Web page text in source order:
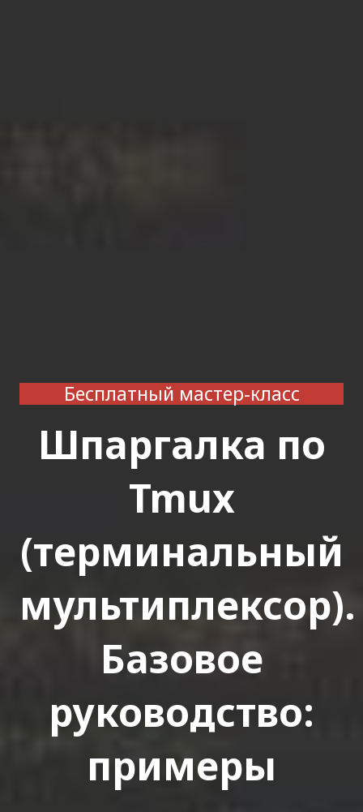
Бесплатный мастер-класс
Шпаргалка по
Tmux
(терминальный
мультиплексор).
Базовое
руководство:
примеры